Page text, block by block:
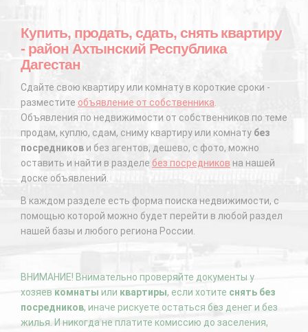
Купить, продать, сдать, снять квартиру
- район Ахтынский Республика
Дагестан
Сдайте свою квартиру или комнату в короткие сроки -
разместите объявление от собственника.
Объявления по недвижимости от собственников по теме
продам, куплю, сдам, сниму квартиру или комнату без
посредников и без агентов, дешево, с фото, можно
оставить и найти в разделе без посредников на нашей
доске объявлений.
В каждом разделе есть форма поиска недвижимости, с
помощью которой можно будет перейти в любой раздел
нашей базы и любого региона России.
ВНИМАНИЕ! Внимательно проверяйте документы у
хозяев комнаты или квартиры, если хотите снять без
посредников, иначе рискуете остаться без денег и без
жилья. И никогда не платите комиссию до заселения,